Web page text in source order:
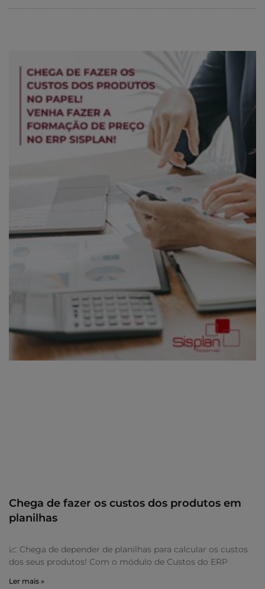
Chega de fazer os custos dos produtos em
planilhas
📈 Chega de depender de planilhas para calcular os custos
dos seus produtos! Com o módulo de Custos do ERP
Ler mais »